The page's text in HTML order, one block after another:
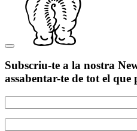
Subscriu-te a la nostra
assabentar-te de tot el que